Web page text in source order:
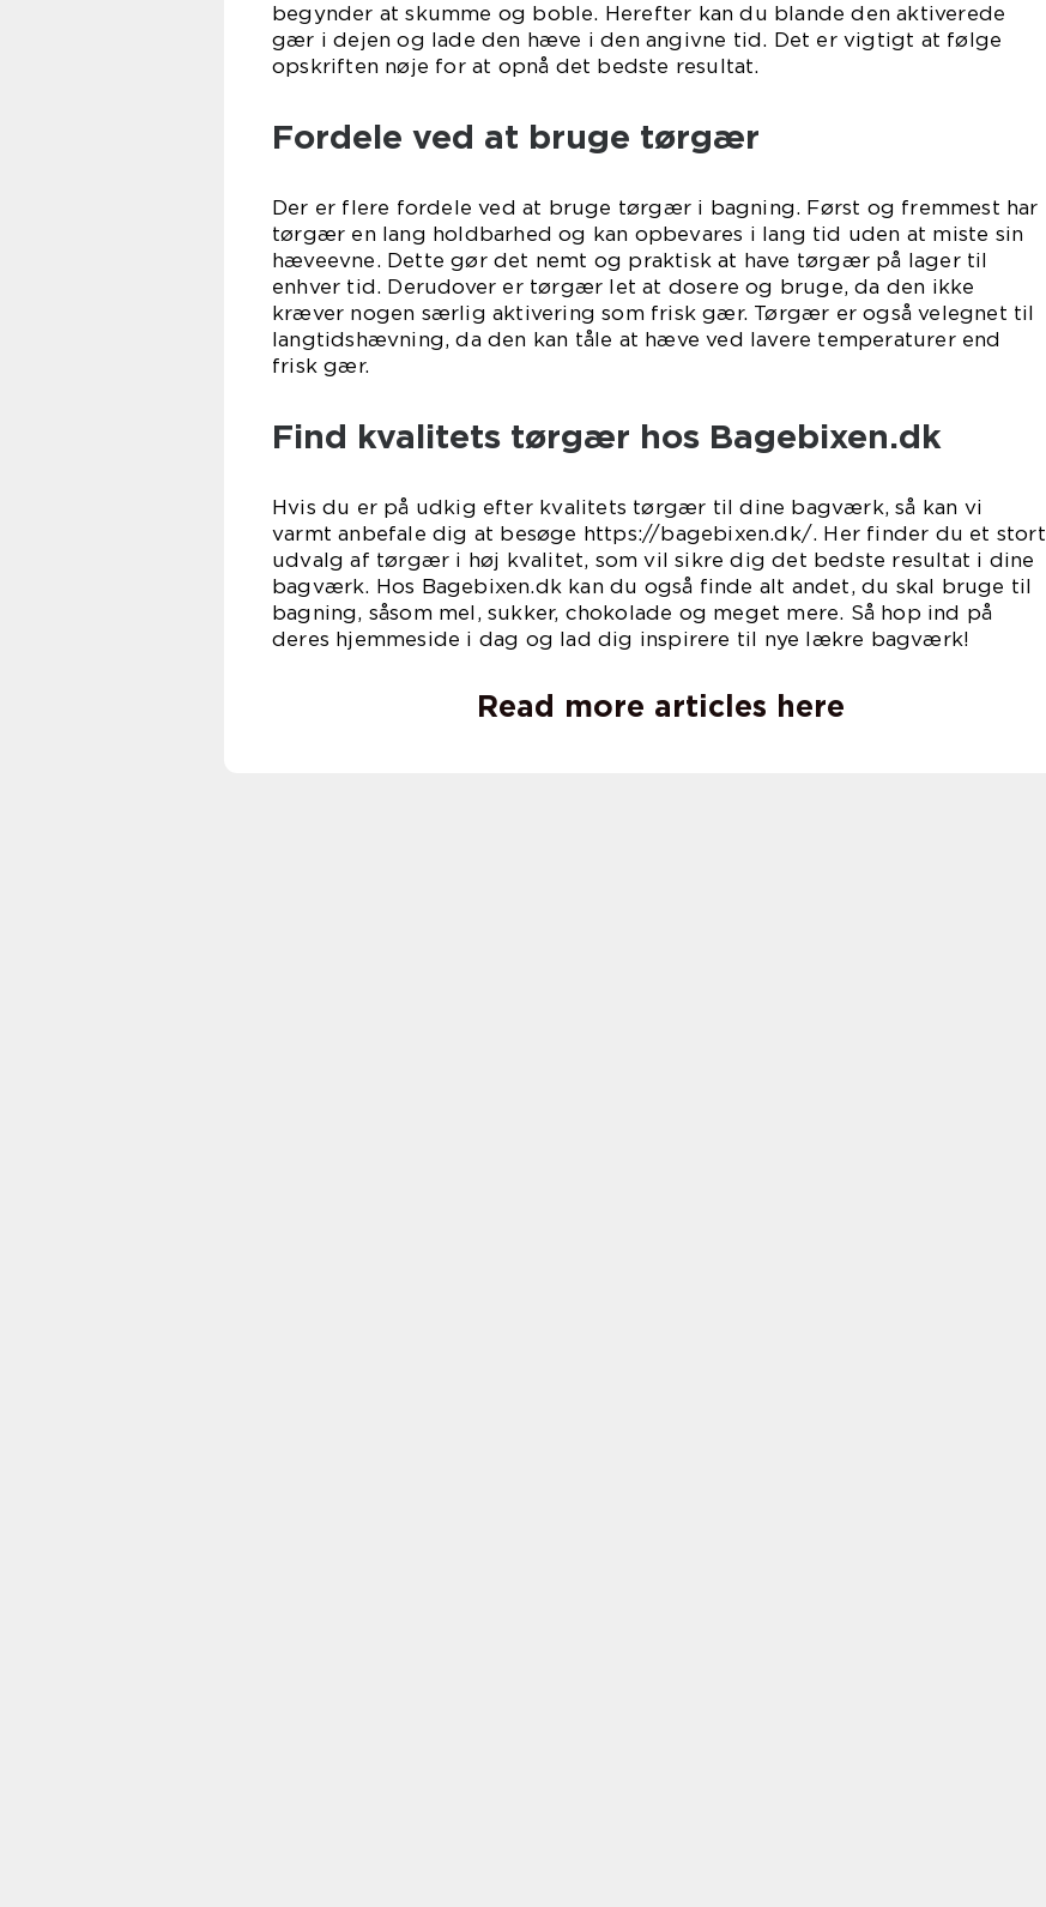
begynder at skumme og boble. Herefter kan du blande den aktiverede
gær i dejen og lade den hæve i den angivne tid. Det er vigtigt at følge
opskriften nøje for at opnå det bedste resultat.
Fordele ved at bruge tørgær
Der er flere fordele ved at bruge tørgær i bagning. Først og fremmest har
tørgær en lang holdbarhed og kan opbevares i lang tid uden at miste sin
hæveevne. Dette gør det nemt og praktisk at have tørgær på lager til
enhver tid. Derudover er tørgær let at dosere og bruge, da den ikke
kræver nogen særlig aktivering som frisk gær. Tørgær er også velegnet til
langtidshævning, da den kan tåle at hæve ved lavere temperaturer end
frisk gær.
Find kvalitets tørgær hos Bagebixen.dk
Hvis du er på udkig efter kvalitets tørgær til dine bagværk, så kan vi
varmt anbefale dig at besøge https://bagebixen.dk/. Her finder du et stort
udvalg af tørgær i høj kvalitet, som vil sikre dig det bedste resultat i dine
bagværk. Hos Bagebixen.dk kan du også finde alt andet, du skal bruge til
bagning, såsom mel, sukker, chokolade og meget mere. Så hop ind på
deres hjemmeside i dag og lad dig inspirere til nye lækre bagværk!
Read more articles here